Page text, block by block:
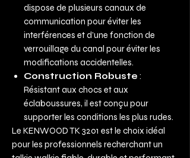
dispose de plusieurs canaux de
communication pour éviter les
interférences et d’une fonction de
verrouillage du canal pour éviter les
modifications accidentelles.
Construction Robuste :
Résistant aux chocs et aux
éclaboussures, il est conçu pour
supporter les conditions les plus rudes.
Le KENWOOD TK 3201 est le choix idéal
pour les professionnels recherchant un